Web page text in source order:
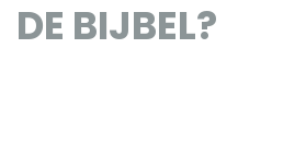
DE BIJBEL?